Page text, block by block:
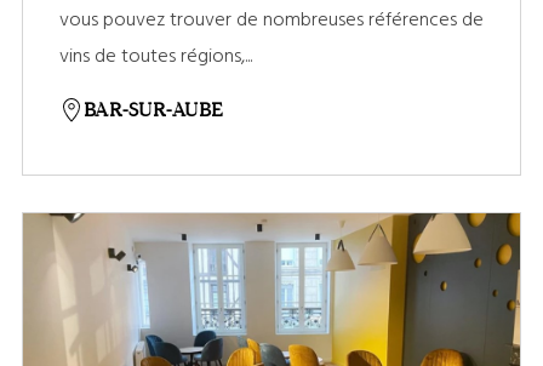
vous pouvez trouver de nombreuses références de
vins de toutes régions,...
BAR-SUR-AUBE